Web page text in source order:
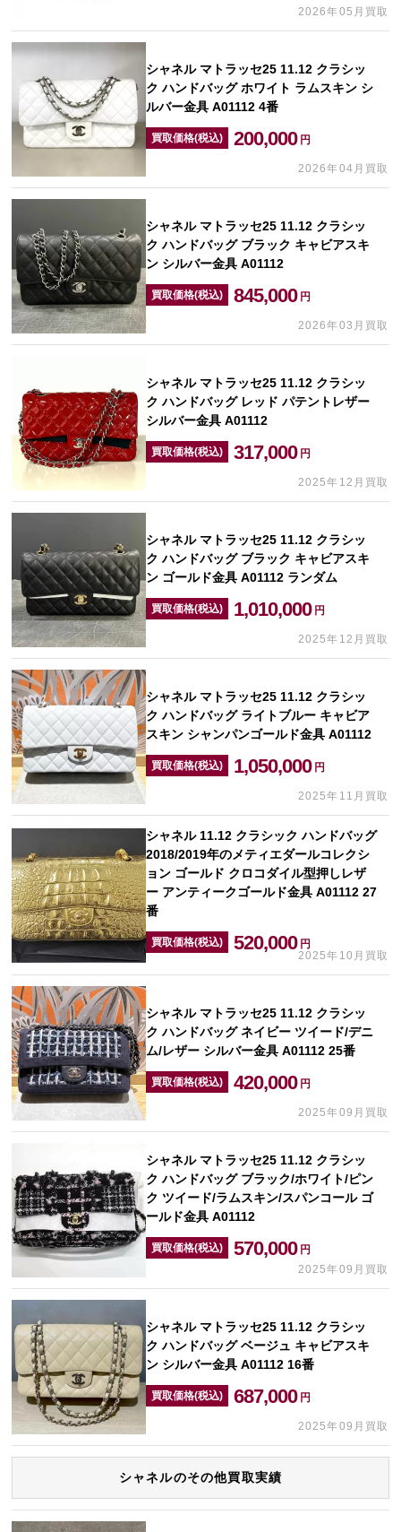
2026年05月買取
シャネル マトラッセ25 11.12 クラシッ
ク ハンドバッグ ホワイト ラムスキン シ
ルバー金具 A01112 4番
買取価格(税込) 200,000 円
2026年04月買取
シャネル マトラッセ25 11.12 クラシッ
ク ハンドバッグ ブラック キャビアスキ
ン シルバー金具 A01112
買取価格(税込) 845,000 円
2026年03月買取
シャネル マトラッセ25 11.12 クラシッ
ク ハンドバッグ レッド パテントレザー
シルバー金具 A01112
買取価格(税込) 317,000 円
2025年12月買取
シャネル マトラッセ25 11.12 クラシッ
ク ハンドバッグ ブラック キャビアスキ
ン ゴールド金具 A01112 ランダム
買取価格(税込) 1,010,000 円
2025年12月買取
シャネル マトラッセ25 11.12 クラシッ
ク ハンドバッグ ライトブルー キャビア
スキン シャンパンゴールド金具 A01112
買取価格(税込) 1,050,000 円
2025年11月買取
シャネル 11.12 クラシック ハンドバッグ
2018/2019年のメティエダールコレクシ
ョン ゴールド クロコダイル型押しレザ
ー アンティークゴールド金具 A01112 27
番
買取価格(税込) 520,000 円
2025年10月買取
シャネル マトラッセ25 11.12 クラシッ
ク ハンドバッグ ネイビー ツイード/デニ
ム/レザー シルバー金具 A01112 25番
買取価格(税込) 420,000 円
2025年09月買取
シャネル マトラッセ25 11.12 クラシッ
ク ハンドバッグ ブラック/ホワイト/ピン
ク ツイード/ラムスキン/スパンコール ゴ
ールド金具 A01112
買取価格(税込) 570,000 円
2025年09月買取
シャネル マトラッセ25 11.12 クラシッ
ク ハンドバッグ ベージュ キャビアスキ
ン シルバー金具 A01112 16番
買取価格(税込) 687,000 円
2025年09月買取
シャネルのその他買取実績